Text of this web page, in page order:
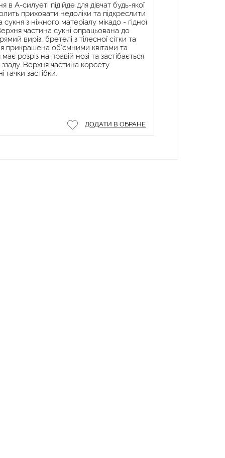
в А-силуеті підійде для дівчат будь-якої
приховати недоліки та підкреслити
з ніжного матеріалу мікадо - гідної
частина сукні опрацьована до
виріз, бретелі з тілесної сітки та
прикрашена об'ємними квітами та
розріз на правій нозі та застібається
Верхня частина корсету
гачки застібки.
ДОДАТИ В ОБРАНЕ